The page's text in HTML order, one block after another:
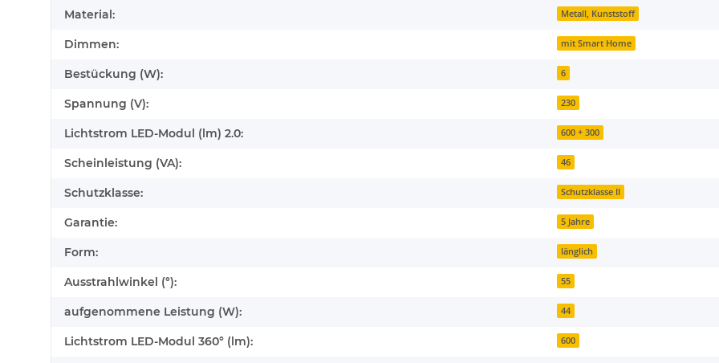
Material: Metall, Kunststoff
Dimmen: mit Smart Home
Bestückung (W): 6
Spannung (V): 230
Lichtstrom LED-Modul (lm) 2.0: 600 + 300
Scheinleistung (VA): 46
Schutzklasse: Schutzklasse II
Garantie: 5 Jahre
Form: länglich
Ausstrahlwinkel (°): 55
aufgenommene Leistung (W): 44
Lichtstrom LED-Modul 360° (lm): 600